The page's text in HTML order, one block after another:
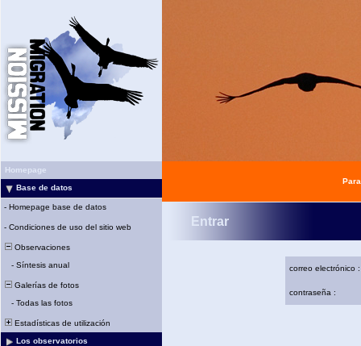
Homepage
Base de datos
- Homepage base de datos
- Condiciones de uso del sitio web
Observaciones
- Síntesis anual
Galerías de fotos
- Todas las fotos
Estadísticas de utilización
Los observatorios
Entrar
correo electrónico :
contraseña :